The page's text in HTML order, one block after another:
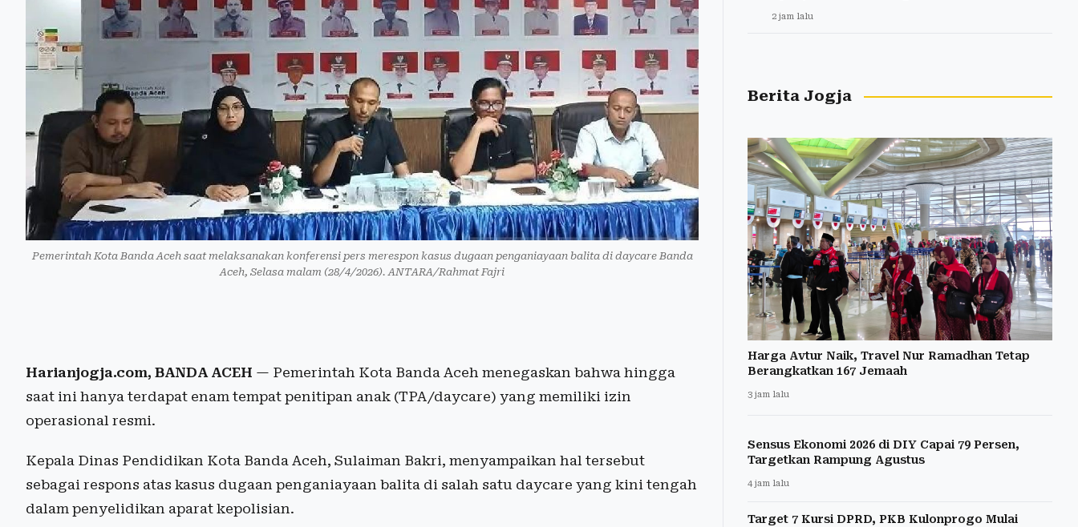
Pemerintah Kota Banda Aceh saat melaksanakan konferensi pers merespon kasus dugaan penganiayaan balita di daycare Banda
Aceh, Selasa malam (28/4/2026). ANTARA/Rahmat Fajri
Harianjogja.com, BANDA ACEH — Pemerintah Kota Banda Aceh menegaskan bahwa hingga
saat ini hanya terdapat enam tempat penitipan anak (TPA/daycare) yang memiliki izin
operasional resmi.
Kepala Dinas Pendidikan Kota Banda Aceh, Sulaiman Bakri, menyampaikan hal tersebut
sebagai respons atas kasus dugaan penganiayaan balita di salah satu daycare yang kini tengah
dalam penyelidikan aparat kepolisian.
2 jam lalu
Berita Jogja
Harga Avtur Naik, Travel Nur Ramadhan Tetap
Berangkatkan 167 Jemaah
3 jam lalu
Sensus Ekonomi 2026 di DIY Capai 79 Persen,
Targetkan Rampung Agustus
4 jam lalu
Target 7 Kursi DPRD, PKB Kulonprogo Mulai